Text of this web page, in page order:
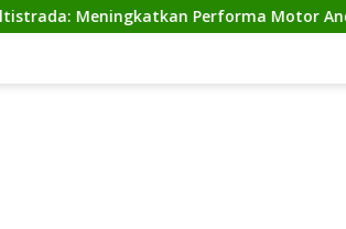
Performa Motor Anda